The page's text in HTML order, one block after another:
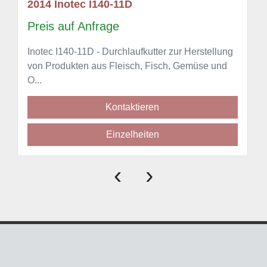
2014 Inotec I140-11D
Preis auf Anfrage
Inotec I140-11D - Durchlaufkutter zur Herstellung
von Produkten aus Fleisch, Fisch, Gemüse und
O...
Kontaktieren
Einzelheiten
‹ ›